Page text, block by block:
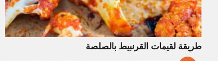
طريقة لقيمات القرنبيط بالصلصة